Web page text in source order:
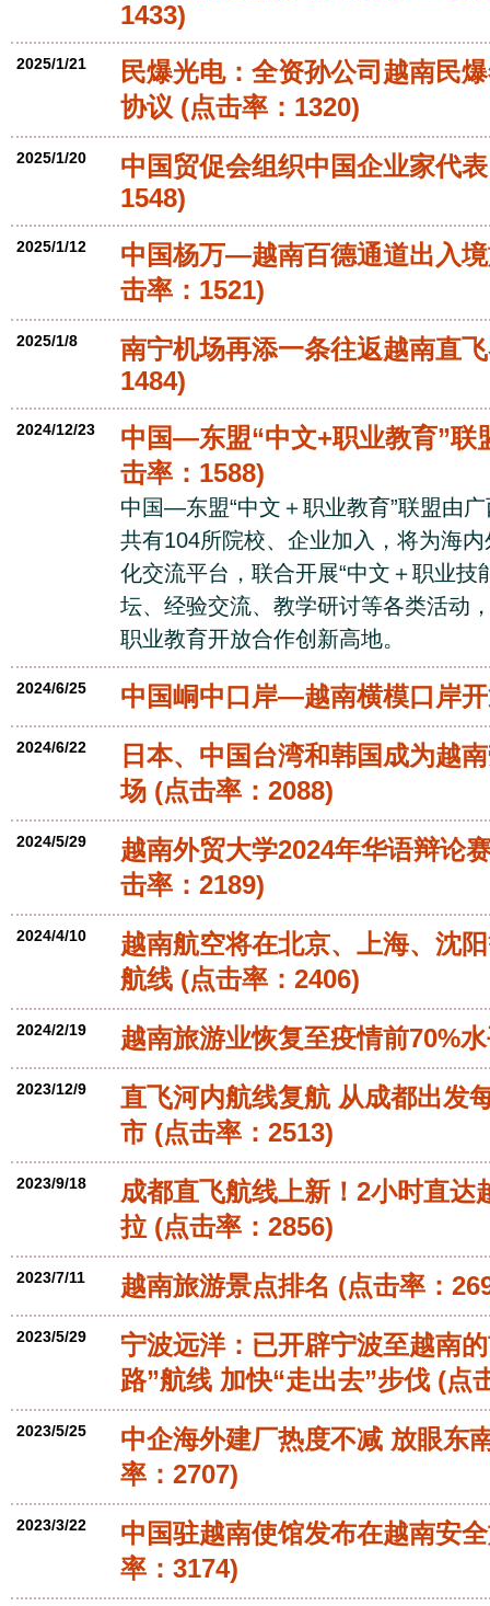
1433)
2025/1/21
民爆光电：全资孙公司越南民
协议 (点击率：1320)
2025/1/20
中国贸促会组织中国企业家代
1548)
2025/1/12
中国杨万—越南百德通道出入
击率：1521)
2025/1/8
南宁机场再添一条往返越南直
1484)
2024/12/23
中国—东盟“中文+职业教育”联
击率：1588)
中国—东盟“中文＋职业教育”联盟由
共有104所院校、企业加入，将为海
化交流平台，联合开展“中文＋职业技
坛、经验交流、教学研讨等各类活动
职业教育开放合作创新高地。
2024/6/25 中国峒中口岸—越南横模口岸
2024/6/22
日本、中国台湾和韩国成为越
场 (点击率：2088)
2024/5/29
越南外贸大学2024年华语辩论
击率：2189)
2024/4/10
越南航空将在北京、上海、沈
航线 (点击率：2406)
2024/2/19 越南旅游业恢复至疫情前70%
2023/12/9
直飞河内航线复航 从成都出发
市 (点击率：2513)
2023/9/18
成都直飞航线上新！2小时直达
拉 (点击率：2856)
2023/7/11 越南旅游景点排名 (点击率：
2023/5/29
宁波远洋：已开辟宁波至越南
路”航线 加快“走出去”步伐 (点
2023/5/25
中企海外建厂热度不减 放眼东
率：2707)
2023/3/22
中国驻越南使馆发布在越南安
率：3174)